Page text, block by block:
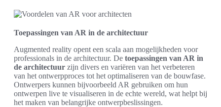
Toepassingen van AR in de architectuur
Augmented reality opent een scala aan mogelijkheden voor
professionals in de architectuur. De toepassingen van AR in
de architectuur zijn divers en variëren van het verbeteren
van het ontwerpproces tot het optimaliseren van de bouwfase.
Ontwerpers kunnen bijvoorbeeld AR gebruiken om hun
ontwerpen live te visualiseren in de echte wereld, wat helpt bij
het maken van belangrijke ontwerpbeslissingen.